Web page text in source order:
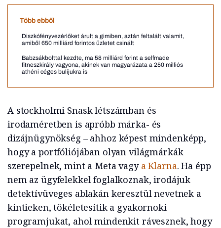
Több ebből
Diszkófényvezérlőket árult a gimiben, aztán feltalált valamit,
amiből 650 milliárd forintos üzletet csinált
Babzsákbolttal kezdte, ma 58 milliárd forint a selfmade
fitneszkirály vagyona, akinek van magyarázata a 250 milliós
athéni céges bulijukra is
A stockholmi Snask létszámban és
irodaméretben is apróbb márka- és
dizájnügynökség – ahhoz képest mindenképp,
hogy a portfóliójában olyan világmárkák
szerepelnek, mint a Meta vagy a Klarna. Ha épp
nem az ügyfelekkel foglalkoznak, irodájuk
detektívüveges ablakán keresztül nevetnek a
kintieken, tökéletesítik a gyakornoki
programjukat, ahol mindenkit rávesznek, hogy